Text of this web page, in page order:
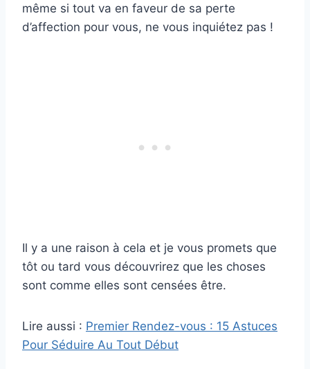
même si tout va en faveur de sa perte
d’affection pour vous, ne vous inquiétez pas !
Il y a une raison à cela et je vous promets que
tôt ou tard vous découvrirez que les choses
sont comme elles sont censées être.
Lire aussi : Premier Rendez-vous : 15 Astuces
Pour Séduire Au Tout Début